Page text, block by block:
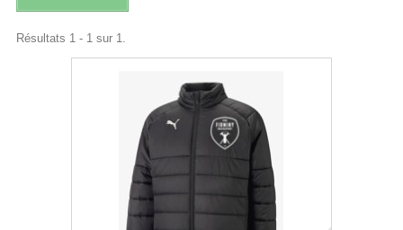
Résultats 1 - 1 sur 1.